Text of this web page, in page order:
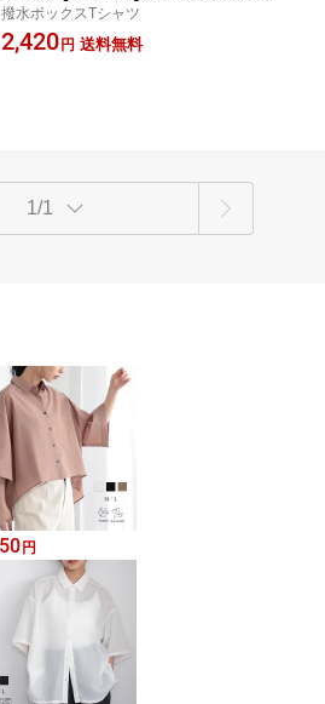
ス Tシャツ 子供 トップス カットソー 半
袖 五分袖 クルーネック リサイクルポリ
撥水ボックスTシャツ
2,420円 送料無料
1/1
円